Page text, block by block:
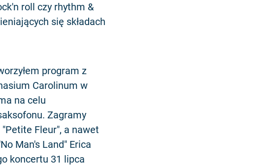
roll czy rhythm &
się składach
program z
Carolinum w
na celu
Zagramy
Fleur", a nawet
Man's Land" Erica
koncertu 31 lipca